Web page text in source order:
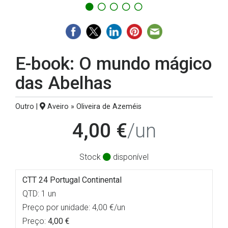
E-book: O mundo mágico
das Abelhas
Outro | Aveiro » Oliveira de Azeméis
4,00 €/un
Stock disponível
CTT 24 Portugal Continental
QTD: 1 un
Preço por unidade: 4,00 €/un
Preço: 4,00 €